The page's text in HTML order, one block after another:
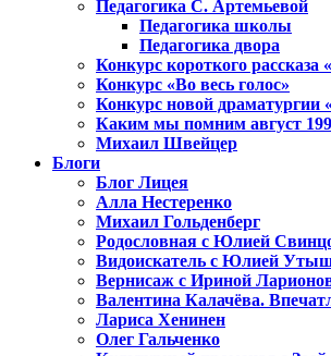
Педагогика С. Артемьевой
Педагогика школы
Педагогика двора
Конкурс короткого рассказа
Конкурс «Во весь голос»
Конкурс новой драматургии
Каким мы помним август
Михаил Швейцер
Блоги
Блог Лицея
Алла Нестеренко
Михаил Гольденберг
Родословная с Юлией
Видоискатель с Юлией
Вернисаж с Ириной
Валентина Калачёва.
Лариса Хенинен
Олег Гальченко